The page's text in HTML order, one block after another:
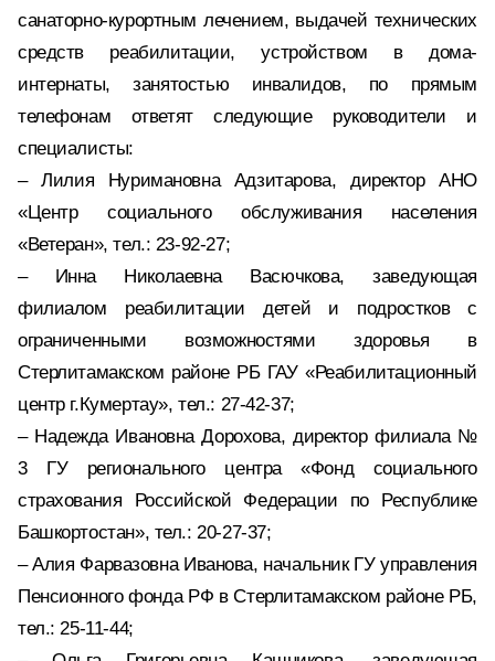
санаторно-курортным лечением, выдачей технических
средств реабилитации, устройством в дома-
интернаты, занятостью инвалидов, по прямым
телефонам ответят следующие руководители и
специалисты:
– Лилия Нуримановна Адзитарова, директор АНО
«Центр социального обслуживания населения
«Ветеран», тел.: 23-92-27;
– Инна Николаевна Васючкова, заведующая
филиалом реабилитации детей и подростков с
ограниченными возможностями здоровья в
Стерлитамакском районе РБ ГАУ «Реабилитационный
центр г.Кумертау», тел.: 27-42-37;
– Надежда Ивановна Дорохова, директор филиала №
3 ГУ регионального центра «Фонд социального
страхования Российской Федерации по Республике
Башкортостан», тел.: 20-27-37;
– Алия Фарвазовна Иванова, начальник ГУ управления
Пенсионного фонда РФ в Стерлитамакском районе РБ,
тел.: 25-11-44;